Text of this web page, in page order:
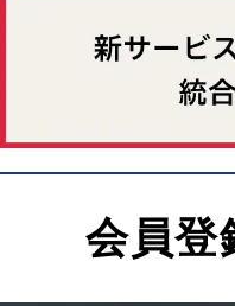
会員登